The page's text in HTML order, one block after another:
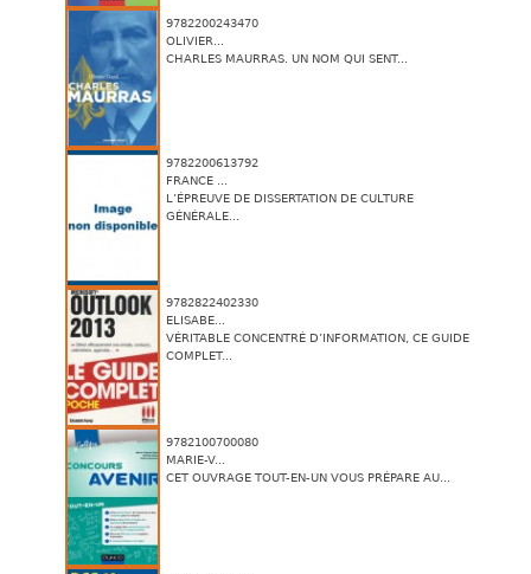
9782200243470
OLIVIER...
CHARLES MAURRAS. UN NOM QUI SENT...
9782200613792
FRANCE ...
L’ÉPREUVE DE DISSERTATION DE CULTURE
GÉNÉRALE...
9782822402330
ELISABE...
VÉRITABLE CONCENTRÉ D’INFORMATION, CE GUIDE
COMPLET...
9782100700080
MARIE-V...
CET OUVRAGE TOUT-EN-UN VOUS PRÉPARE AU...